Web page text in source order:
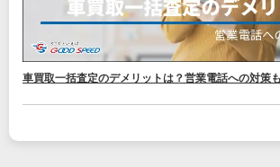
車買取一括査定のデメリットは？営業電話への対策